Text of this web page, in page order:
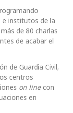
e institutos de la
de 80 charlas
de acabar el
de Guardia Civil,
centros
on linecon
en